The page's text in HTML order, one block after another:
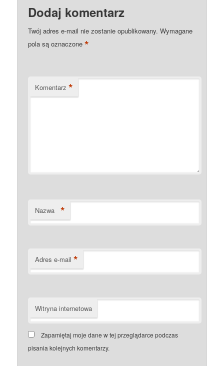
Dodaj komentarz
Twój adres e-mail nie zostanie opublikowany. Wymagane
pola są oznaczone*
Komentarz *
Nazwa *
Adres e-mail *
Witryna internetowa
Zapamiętaj moje dane w tej przeglądarce podczas
pisania kolejnych komentarzy.